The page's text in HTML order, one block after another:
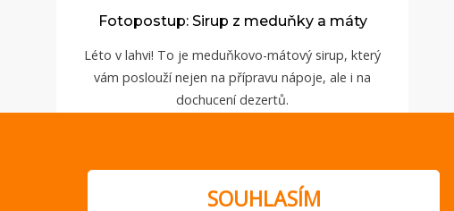
Fotopostup: Sirup z meduňky a máty
Léto v lahvi! To je meduňkovo-mátový sirup, který
vám poslouží nejen na přípravu nápoje, ale i na
dochucení dezertů.
SOUHLASÍM